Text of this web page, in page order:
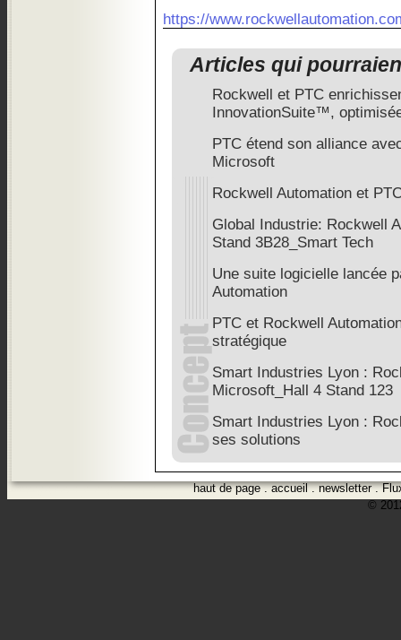
https://
Articles qui
Rockwell et PTC
InnovationSuite™,
PTC étend son alliance
Microsoft
Rockwell Automation et
Global Industrie: Rockwell
Stand 3B28_Smart Tech
Une suite logicielle lancée
Automation
PTC et Rockwell
stratégique
Smart Industries Lyon :
Microsoft_Hall 4 Stand 123
Smart Industries Lyon :
ses solutions
haut de page.accueil.newsletter.
©